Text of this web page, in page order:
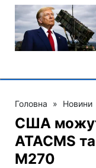
Головна » Новини
США
ATACMS
M270